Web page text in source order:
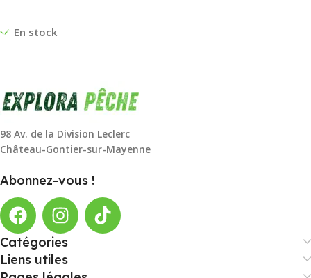
En stock
98 Av. de la Division Leclerc
Château-Gontier-sur-Mayenne
Abonnez-vous !
Catégories
Liens utiles